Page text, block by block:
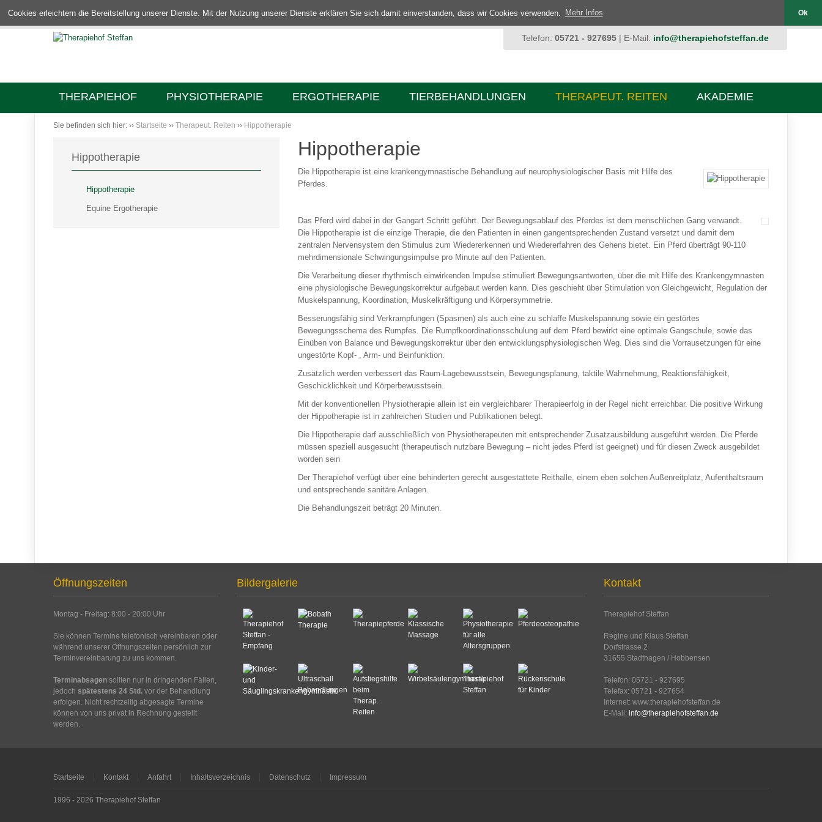
Cookies erleichtern die Bereitstellung unserer Dienste. Mit der Nutzung unserer Dienste erklären Sie sich damit einverstanden, dass wir Cookies verwenden. Mehr Infos Ok
Telefon: 05721 - 927695 | E-Mail: info@therapiehofsteffan.de
THERAPIEHOF PHYSIOTHERAPIE ERGOTHERAPIE TIERBEHANDLUNGEN THERAPEUT. REITEN AKADEMIE
Sie befinden sich hier: ›› Startseite ›› Therapeut. Reiten ›› Hippotherapie
Hippotherapie
Hippotherapie
Equine Ergotherapie
Hippotherapie
Die Hippotherapie ist eine krankengymnastische Behandlung auf neurophysiologischer Basis mit Hilfe des
Pferdes.
Das Pferd wird dabei in der Gangart Schritt geführt. Der Bewegungsablauf des Pferdes ist dem menschlichen Gang verwandt.
Die Hippotherapie ist die einzige Therapie, die den Patienten in einen gangentsprechenden Zustand versetzt und damit dem
zentralen Nervensystem den Stimulus zum Wiedererkennen und Wiedererfahren des Gehens bietet. Ein Pferd überträgt 90-110
mehrdimensionale Schwingungsimpulse pro Minute auf den Patienten.
Die Verarbeitung dieser rhythmisch einwirkenden Impulse stimuliert Bewegungsantworten, über die mit Hilfe des Krankengymnasten
eine physiologische Bewegungskorrektur aufgebaut werden kann. Dies geschieht über Stimulation von Gleichgewicht, Regulation der
Muskelspannung, Koordination, Muskelkräftigung und Körpersymmetrie.
Besserungsfähig sind Verkrampfungen (Spasmen) als auch eine zu schlaffe Muskelspannung sowie ein gestörtes
Bewegungsschema des Rumpfes. Die Rumpfkoordinationsschulung auf dem Pferd bewirkt eine optimale Gangschule, sowie das
Einüben von Balance und Bewegungskorrektur über den entwicklungsphysiologischen Weg. Dies sind die Vorrausetzungen für eine
ungestörte Kopf- , Arm- und Beinfunktion.
Zusätzlich werden verbessert das Raum-Lagebewusstsein, Bewegungsplanung, taktile Wahrnehmung, Reaktionsfähigkeit,
Geschicklichkeit und Körperbewusstsein.
Mit der konventionellen Physiotherapie allein ist ein vergleichbarer Therapieerfolg in der Regel nicht erreichbar. Die positive Wirkung
der Hippotherapie ist in zahlreichen Studien und Publikationen belegt.
Die Hippotherapie darf ausschließlich von Physiotherapeuten mit entsprechender Zusatzausbildung ausgeführt werden. Die Pferde
müssen speziell ausgesucht (therapeutisch nutzbare Bewegung – nicht jedes Pferd ist geeignet) und für diesen Zweck ausgebildet
worden sein
Der Therapiehof verfügt über eine behinderten gerecht ausgestattete Reithalle, einem eben solchen Außenreitplatz, Aufenthaltsraum
und entsprechende sanitäre Anlagen.
Die Behandlungszeit beträgt 20 Minuten.
Öffnungszeiten
Montag - Freitag: 8:00 - 20:00 Uhr
Sie können Termine telefonisch vereinbaren oder
während unserer Öffnungszeiten persönlich zur
Terminvereinbarung zu uns kommen.
Terminabsagen sollten nur in dringenden Fällen,
jedoch spätestens 24 Std. vor der Behandlung
erfolgen. Nicht rechtzeitig abgesagte Termine
können von uns privat in Rechnung gestellt
werden.
Bildergalerie Kontakt
Therapiehof Steffan
Regine und Klaus Steffan
Dorfstrasse 2
31655 Stadthagen / Hobbensen
Telefon: 05721 - 927695
Telefax: 05721 - 927654
Internet: www.therapiehofsteffan.de
E-Mail: info@therapiehofsteffan.de
Startseite Kontakt Anfahrt Inhaltsverzeichnis Datenschutz Impressum
1996 - 2026 Therapiehof Steffan